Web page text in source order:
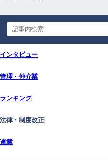
インタビュー
管理・仲介業
ランキング
法律・制度改正
連載